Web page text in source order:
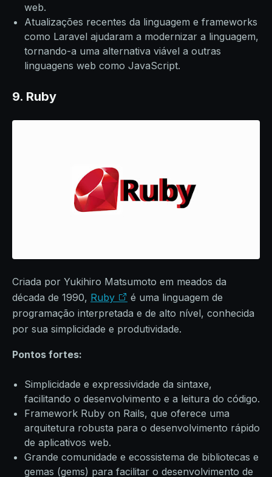
web.
Atualizações recentes da linguagem e frameworks
como Laravel ajudaram a modernizar a linguagem,
tornando-a uma alternativa viável a outras
linguagens web como JavaScript.
9. Ruby
Criada por Yukihiro Matsumoto em meados da
década de 1990, Ruby
é uma linguagem de
programação interpretada e de alto nível, conhecida
por sua simplicidade e produtividade.
Pontos fortes:
Simplicidade e expressividade da sintaxe,
facilitando o desenvolvimento e a leitura do código.
Framework Ruby on Rails, que oferece uma
arquitetura robusta para o desenvolvimento rápido
de aplicativos web.
Grande comunidade e ecossistema de bibliotecas e
gemas (gems) para facilitar o desenvolvimento de